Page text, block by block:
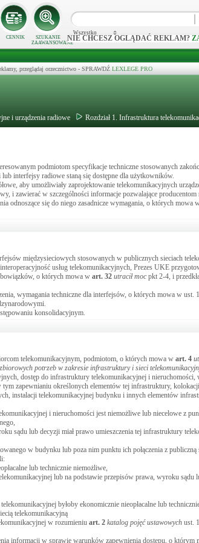
CENNIK
SZUKANIE
ZAAWANSOWANE
Wszystko
NIE CHCESZ OGLĄDAĆ REKLAM?
przeglądaj orzecznictwo - SPRAWDŹ LEXLEGE PRO
i urządzenia radiowe Rozdział 1. Infrastruktura
podmiotom specyfikacje techniczne stosowanych
interfejsy radiowe staną się dostępne dla użytkowników.
aby umożliwiały zaprojektowanie telekomunikacyjnych
i zawierać w szczególności informacje pozwalające
odnoszące się do niego zasadnicze wymagania, o których mowa
międzysieciowych stosowanych w publicznych sieciach
usług telekomunikacyjnych, Prezes UKE
o których mowa w art. 32 utracił moc pkt 2-4, i
wymagania techniczne dla interfejsów, o których mowa w ust.
konsolidacyjnym.
telekomunikacyjnym, podmiotom, o których mowa w art. 4
potrzeb w zakresie infrastruktury i sieci
dostęp do infrastruktury telekomunikacyjnej i
zapewnianiu określonych elementów tej infrastruktury,
instalacji telekomunikacyjnej budynku i innych elementów
i nieruchomości jest niemożliwe lub niecelowe z
sądu lub decyzji miał prawo umieszczenia tej infrastruktury
w budynku lub poza nim punktu ich połączenia z
lub technicznie niemożliwe,
lub na podstawie przepisów prawa, wyroku sądu
byłoby ekonomicznie nieopłacalne lub
telekomunikacyjną
w rozumieniu art. 2 katalog pojęć ustawowych ust.
informacji w sprawie warunków zapewnienia dostępu, o którym